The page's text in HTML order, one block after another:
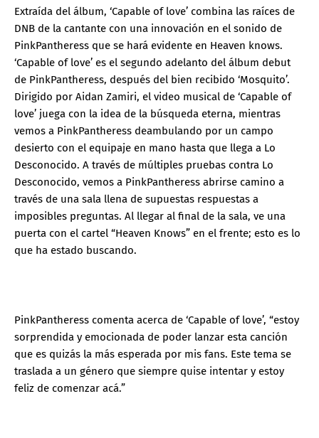
Extraída del álbum, ‘Capable of love’ combina las raíces de
DNB de la cantante con una innovación en el sonido de
PinkPantheress que se hará evidente en Heaven knows.
‘Capable of love’ es el segundo adelanto del álbum debut
de PinkPantheress, después del bien recibido ‘Mosquito’.
Dirigido por Aidan Zamiri, el video musical de ‘Capable of
love’ juega con la idea de la búsqueda eterna, mientras
vemos a PinkPantheress deambulando por un campo
desierto con el equipaje en mano hasta que llega a Lo
Desconocido. A través de múltiples pruebas contra Lo
Desconocido, vemos a PinkPantheress abrirse camino a
través de una sala llena de supuestas respuestas a
imposibles preguntas. Al llegar al final de la sala, ve una
puerta con el cartel “Heaven Knows” en el frente; esto es lo
que ha estado buscando.
PinkPantheress comenta acerca de ‘Capable of love’, “estoy
sorprendida y emocionada de poder lanzar esta canción
que es quizás la más esperada por mis fans. Este tema se
traslada a un género que siempre quise intentar y estoy
feliz de comenzar acá.”